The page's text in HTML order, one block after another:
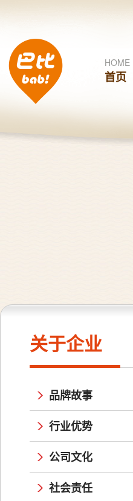
HOME
首页
关于企业
品牌故事
行业优势
公司文化
社会责任